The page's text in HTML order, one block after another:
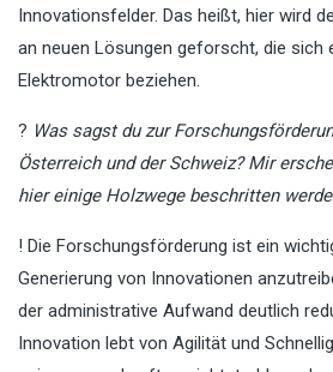
Innovationsfelder. Das heißt, hier wird
an neuen Lösungen geforscht, die sich
Elektromotor beziehen.
? Was sagst du zur
Österreich und der Schweiz? Mir
hier einige Holzwege beschritten
! Die Forschungsförderung ist ein
Generierung von Innovationen
der administrative Aufwand deutlich
Innovation lebt von Agilität und